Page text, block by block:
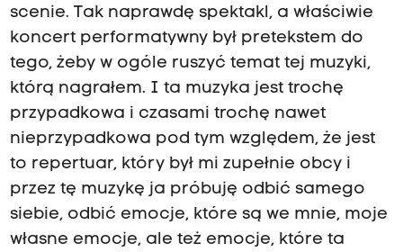
scenie. Tak naprawdę spektakl, a właściwie
koncert performatywny był pretekstem do
tego, żeby w ogóle ruszyć temat tej muzyki,
którą nagrałem. I ta muzyka jest trochę
przypadkowa i czasami trochę nawet
nieprzypadkowa pod tym względem, że jest
to repertuar, który był mi zupełnie obcy i
przez tę muzykę ja próbuję odbić samego
siebie, odbić emocje, które są we mnie, moje
własne emocje, ale też emocje, które ta